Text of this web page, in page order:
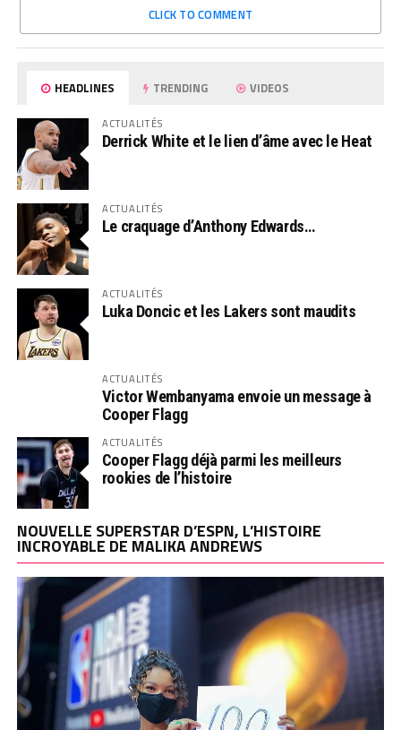
CLICK TO COMMENT
HEADLINES TRENDING VIDEOS
ACTUALITÉS
Derrick White et le lien d’âme avec le Heat
ACTUALITÉS
Le craquage d’Anthony Edwards…
ACTUALITÉS
Luka Doncic et les Lakers sont maudits
ACTUALITÉS
Victor Wembanyama envoie un message à
Cooper Flagg
ACTUALITÉS
Cooper Flagg déjà parmi les meilleurs
rookies de l’histoire
NOUVELLE SUPERSTAR D’ESPN, L’HISTOIRE
INCROYABLE DE MALIKA ANDREWS